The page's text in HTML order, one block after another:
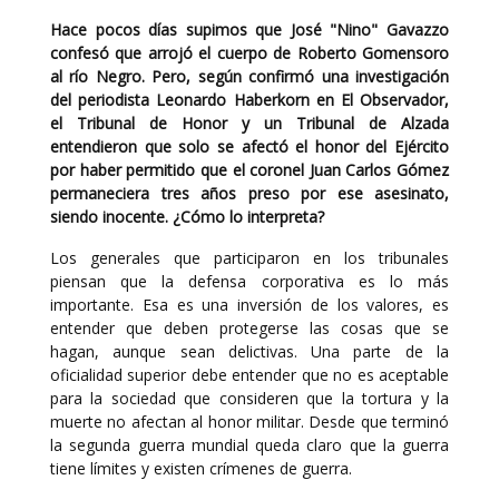
Hace pocos días supimos que José "Nino" Gavazzo
confesó que arrojó el cuerpo de Roberto Gomensoro
al río Negro. Pero, según confirmó una investigación
del periodista Leonardo Haberkorn en El Observador,
el Tribunal de Honor y un Tribunal de Alzada
entendieron que solo se afectó el honor del Ejército
por haber permitido que el coronel Juan Carlos Gómez
permaneciera tres años preso por ese asesinato,
siendo inocente. ¿Cómo lo interpreta?
Los generales que participaron en los tribunales
piensan que la defensa corporativa es lo más
importante. Esa es una inversión de los valores, es
entender que deben protegerse las cosas que se
hagan, aunque sean delictivas. Una parte de la
oficialidad superior debe entender que no es aceptable
para la sociedad que consideren que la tortura y la
muerte no afectan al honor militar. Desde que terminó
la segunda guerra mundial queda claro que la guerra
tiene límites y existen crímenes de guerra.